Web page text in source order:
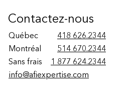
Contactez-nous
Québec
418 626.2344
Montréal
514 670.2344
Sans frais
1 877 624.2344
info@afiexpertise.com